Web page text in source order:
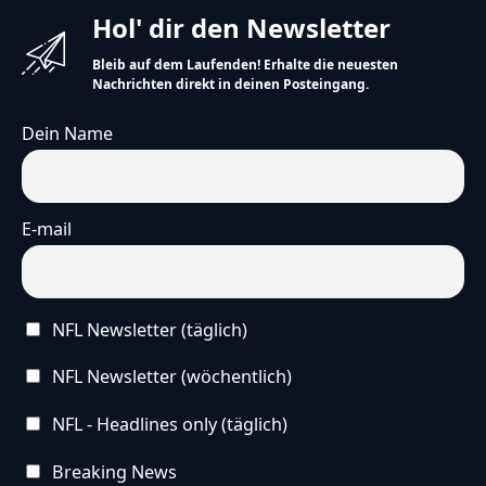
Hol' dir den Newsletter
Bleib auf dem Laufenden! Erhalte die neuesten
Nachrichten direkt in deinen Posteingang.
Dein Name
E-mail
NFL Newsletter (täglich)
NFL Newsletter (wöchentlich)
NFL - Headlines only (täglich)
Breaking News